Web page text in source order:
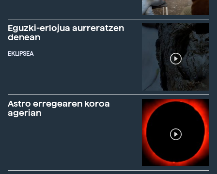
Eguzki-erlojua aurreratzen
denean
EKLIPSEA
Astro erregearen koroa
agerian